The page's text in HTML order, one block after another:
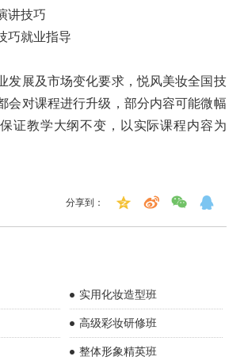
讲技巧
巧就业指导
发展及市场变化要求，悦风美妆全国技
会对课程进行升级，部分内容可能微幅
证教学大纲不变，以实际课程内容为
分享到：
实用化妆造型班
高级彩妆研修班
整体形象精英班